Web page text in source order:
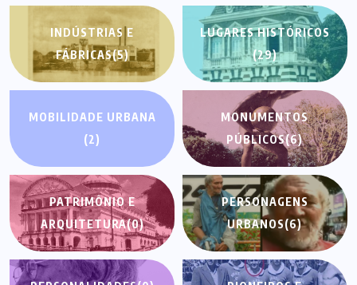
INDÚSTRIAS E
FÁBRICAS(5)
LUGARES HISTÓRICOS
(29)
MOBILIDADE URBANA
(2)
MONUMENTOS
PÚBLICOS(6)
PATRIMÔNIO E
ARQUITETURA(0)
PERSONAGENS
URBANOS(6)